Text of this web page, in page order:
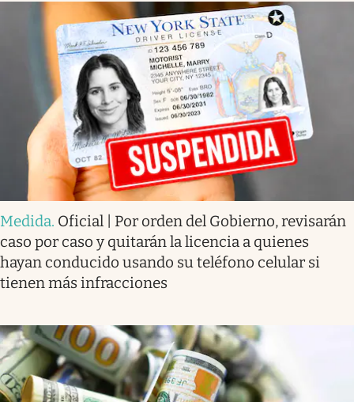
Medida. Oficial | Por orden del Gobierno, revisarán
caso por caso y quitarán la licencia a quienes
hayan conducido usando su teléfono celular si
tienen más infracciones